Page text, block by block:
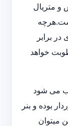
و متریال
برابر
خواهد
می شود
بوده و بنر
میتوان